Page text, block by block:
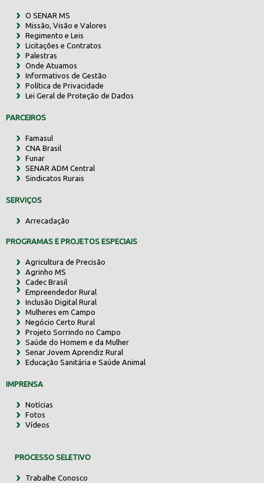
O SENAR MS
Missão, Visão e Valores
Regimento e Leis
Licitações e Contratos
Palestras
Onde Atuamos
Informativos de Gestão
Política de Privacidade
Lei Geral de Proteção de Dados
PARCEIROS
Famasul
CNA Brasil
Funar
SENAR ADM Central
Sindicatos Rurais
SERVIÇOS
Arrecadação
PROGRAMAS E PROJETOS ESPECIAIS
Agricultura de Precisão
Agrinho MS
Cadec Brasil
Empreendedor Rural
Inclusão Digital Rural
Mulheres em Campo
Negócio Certo Rural
Projeto Sorrindo no Campo
Saúde do Homem e da Mulher
Senar Jovem Aprendiz Rural
Educação Sanitária e Saúde Animal
IMPRENSA
Notícias
Fotos
Vídeos
PROCESSO SELETIVO
Trabalhe Conosco